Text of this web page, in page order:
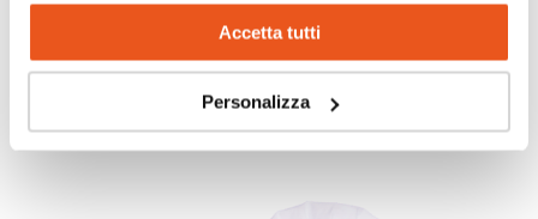
Accetta tutti
Personalizza
Impari le tecnologie più all’avanguardia, con docenti esperti
che sapranno darti le competenze per eccellere nel digitale.
Scopri di più